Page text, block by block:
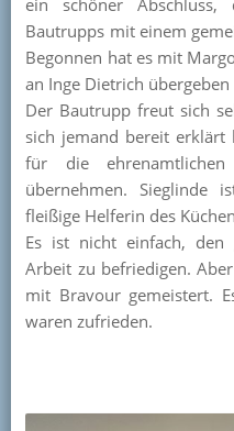
Mitglied werden
ein schöner Abschluss,
Bautrupps mit einem
Begonnen hat es mit
an Inge Dietrich übergeben
Der Bautrupp freut sich
sich jemand bereit erklärt
für die
übernehmen. Sieglinde
fleißige Helferin des
Es ist nicht einfach, den
Arbeit zu befriedigen.
mit Bravour gemeistert.
waren zufrieden.